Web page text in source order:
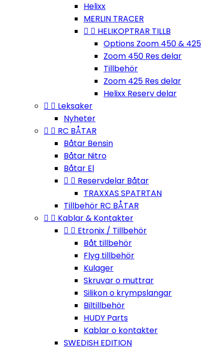
Helixx
MERLIN TRACER
  HELIKOPTRAR TILLB
Options Zoom 450 & 425
Zoom 450 Res delar
Tillbehör
Zoom 425 Res delar
Helixx Reserv delar
  Leksaker
Nyheter
  RC BÅTAR
Båtar Bensin
Båtar Nitro
Båtar El
  Reservdelar Båtar
TRAXXAS SPATRTAN
Tillbehör RC BÅTAR
  Kablar & Kontakter
  Etronix / Tillbehör
Båt tillbehör
Flyg tillbehör
Kulager
Skruvar o muttrar
Silikon o krympslangar
Biltillbehör
HUDY Parts
Kablar o kontakter
SWEDISH EDITION